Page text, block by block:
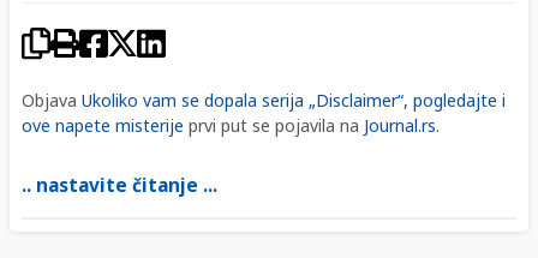
Objava Ukoliko vam se dopala serija „Disclaimer“, pogledajte i
ove napete misterije prvi put se pojavila na Journal.rs.
.. nastavite čitanje ...